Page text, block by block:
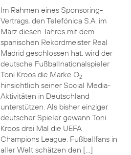
Im Rahmen eines Sponsoring-
Vertrags, den Telefónica S.A. im
März diesen Jahres mit dem
spanischen Rekordmeister Real
Madrid geschlossen hat, wird der
deutsche Fußballnationalspieler
Toni Kroos die Marke O2
hinsichtlich seiner Social Media-
Aktivitäten in Deutschland
unterstützen. Als bisher einziger
deutscher Spieler gewann Toni
Kroos drei Mal die UEFA
Champions League. Fußballfans in
aller Welt schätzen den […]